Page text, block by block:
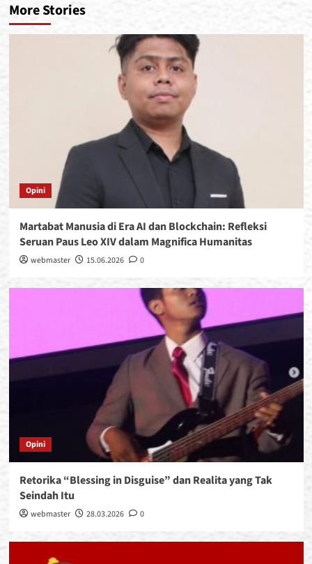
More Stories
Opini
Martabat Manusia di Era AI dan Blockchain: Refleksi
Seruan Paus Leo XIV dalam Magnifica Humanitas
webmaster 15.06.2026 0
Opini
Retorika “Blessing in Disguise” dan Realita yang Tak
Seindah Itu
webmaster 28.03.2026 0